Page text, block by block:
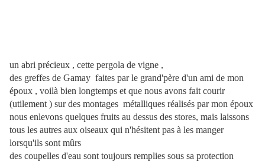
un abri précieux , cette pergola de vigne ,
des greffes de Gamay faites par le grand'père d'un ami de mon
époux , voilà bien longtemps et que nous avons fait courir
(utilement ) sur des montages métalliques réalisés par mon époux
nous enlevons quelques fruits au dessus des stores, mais laissons
tous les autres aux oiseaux qui n'hésitent pas à les manger
lorsqu'ils sont mûrs
des coupelles d'eau sont toujours remplies sous sa protection